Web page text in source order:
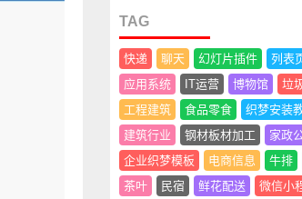
TAG
快递 聊天 幻灯片插件
列表
应用系统
IT运营 博物馆
垃
工程建筑
食品零食
织梦安装
建筑行业
钢材板材加工
家政
企业织梦模板
电商信息 牛排
茶叶
民宿 鲜花配送
微信小